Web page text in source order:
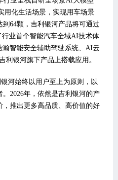
用化生活场景，实现用车场景
64颗，吉利银河产品将可通过
行业首个智能汽车全域AI技术体
智能安全辅助驾驶系统、AI云
银河旗下产品上搭载应用。
河始终以用户至上为原则，以
2026年，依然是吉利银河的产
推出更多高品质、高价值的好